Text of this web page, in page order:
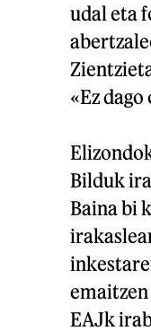
udal eta
«Ez
Bilduk
Baina bi
EAJk